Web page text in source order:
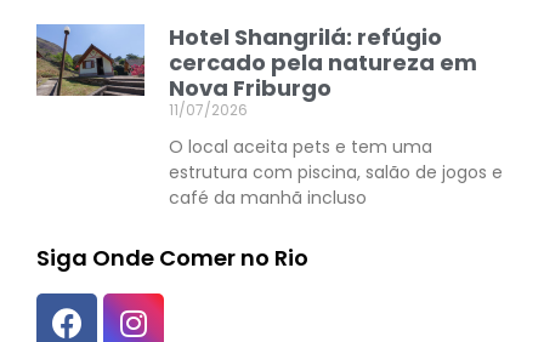
Hotel Shangrilá: refúgio
cercado pela natureza em
Nova Friburgo
11/07/2026
O local aceita pets e tem uma
estrutura com piscina, salão de jogos e
café da manhã incluso
Siga Onde Comer no Rio